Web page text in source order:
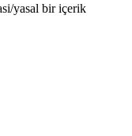
yasal bir içerik